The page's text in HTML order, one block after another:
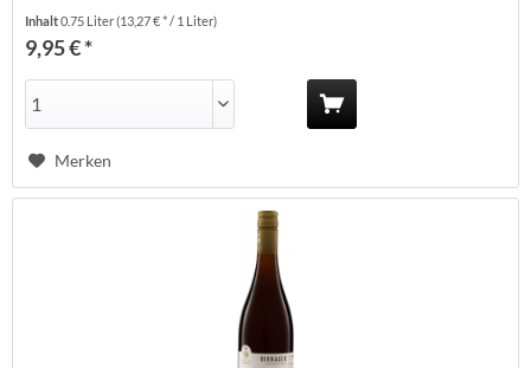
Aromenvielfalt entwickeln. Der Birnauer Rosé von der Rebsorte
Spätburgunder strahlt in einem...
Inhalt0.75 Liter(13,27 € * / 1 Liter)
9,95 € *
Merken